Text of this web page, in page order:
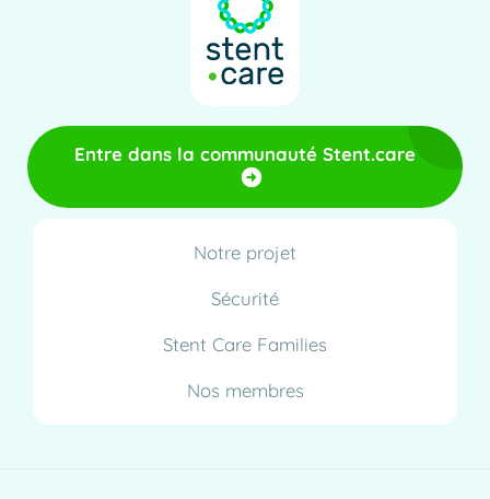
Entre dans la communauté Stent.care
Notre projet
Sécurité
Stent Care Families
Nos membres